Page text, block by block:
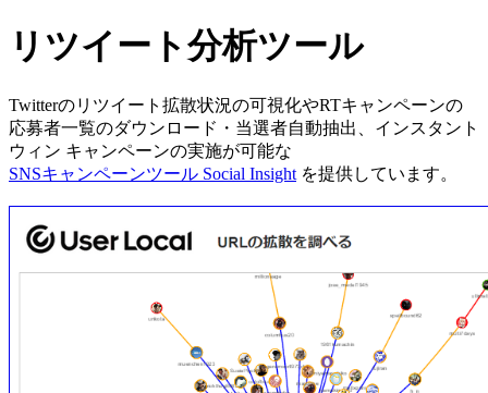
リツイート分析ツール
Twitterのリツイート拡散状況の可視化やRTキャンペーンの
応募者一覧のダウンロード・当選者自動抽出、インスタント
ウィン キャンペーンの実施が可能な
SNSキャンペーンツール Social Insight を提供しています。